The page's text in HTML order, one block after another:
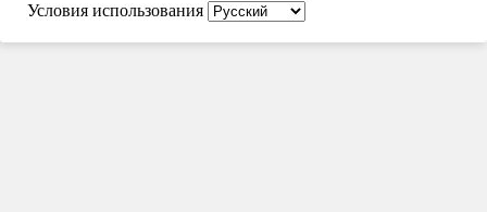
Условия использования